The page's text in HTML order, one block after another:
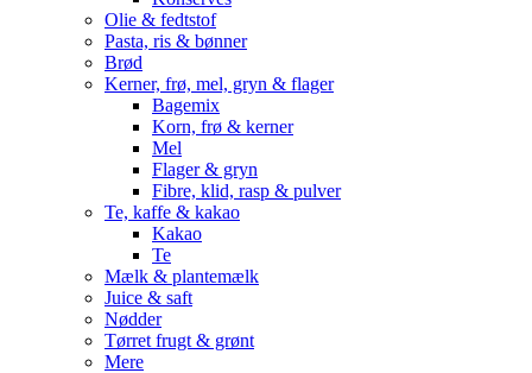
Olie & fedtstof
Pasta, ris & bønner
Brød
Kerner, frø, mel, gryn & flager
Bagemix
Korn, frø & kerner
Mel
Flager & gryn
Fibre, klid, rasp & pulver
Te, kaffe & kakao
Kakao
Te
Mælk & plantemælk
Juice & saft
Nødder
Tørret frugt & grønt
Mere